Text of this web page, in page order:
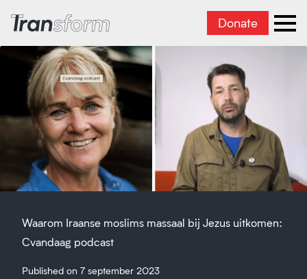
Iran transformeren Donate
Waarom Iraanse moslims massaal bij Jezus uitkomen:
Cvandaag podcast
Published on 7 september 2023